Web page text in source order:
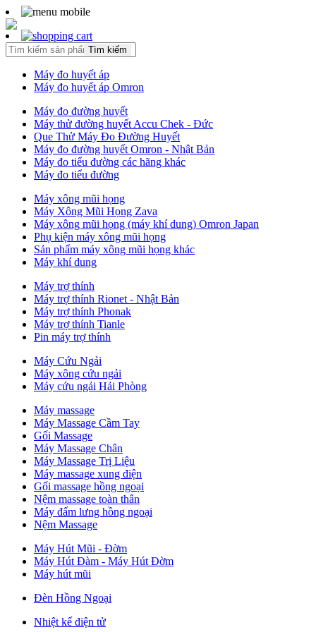
Tìm kiếm
Máy đo huyết áp
Máy đo huyết áp Omron
Máy đo đường huyết
Máy thử đường huyết Accu Chek - Đức
Que Thử Máy Đo Đường Huyết
Máy đo đường huyết Omron - Nhật Bản
Máy đo tiểu đường các hãng khác
Máy đo tiểu đường
Máy xông mũi họng
Máy Xông Mũi Họng Zava
Máy xông mũi họng (máy khí dung) Omron Japan
Phụ kiện máy xông mũi họng
Sản phẩm máy xông mũi họng khác
Máy khí dung
Máy trợ thính
Máy trợ thính Rionet - Nhật Bản
Máy trợ thính Phonak
Máy trợ thính Tianle
Pin máy trợ thính
Máy Cứu Ngải
Máy xông cứu ngải
Máy cứu ngải Hải Phòng
Máy massage
Máy Massage Cầm Tay
Gối Massage
Máy Massage Chân
Máy Massage Trị Liệu
Máy massage xung điện
Gối massage hồng ngoại
Nệm massage toàn thân
Máy đấm lưng hồng ngoại
Nệm Massage
Máy Hút Mũi - Đờm
Máy Hút Đàm - Máy Hút Đờm
Máy hút mũi
Đèn Hồng Ngoại
Nhiệt kế điện tử